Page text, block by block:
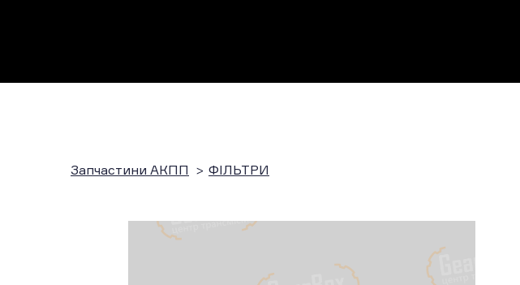
Запчастини АКПП ФІЛЬТРИ